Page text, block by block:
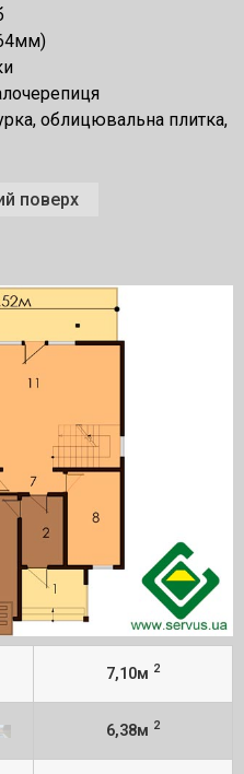
облицювальна плитка,
поверх
7,10м 2
6,38м 2